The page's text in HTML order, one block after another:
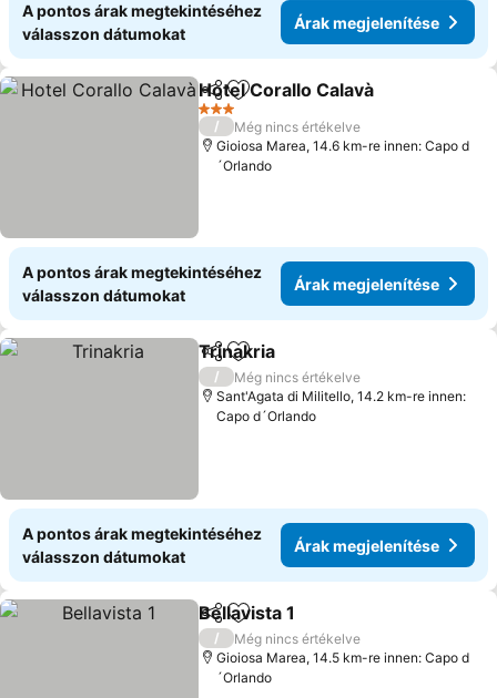
A pontos árak megtekintéséhez
válasszon dátumokat
Árak megjelenítése
Megosztás
Hozzáadás a kedvencekhez
Hotel Corallo Calavà
3 Kategória
/
Még nincs értékelve
Gioiosa Marea, 14.6 km-re innen: Capo d
´Orlando
A pontos árak megtekintéséhez
válasszon dátumokat
Árak megjelenítése
MegosztásHozzáadás a kedvencekhez
Trinakria
/
Még nincs értékelve
Sant'Agata di Militello, 14.2 km-re innen:
Capo d´Orlando
A pontos árak megtekintéséhez
válasszon dátumokat
Árak megjelenítése
Megosztás
Hozzáadás a kedvencekhez
Bellavista 1
/
Még nincs értékelve
Gioiosa Marea, 14.5 km-re innen: Capo d
´Orlando